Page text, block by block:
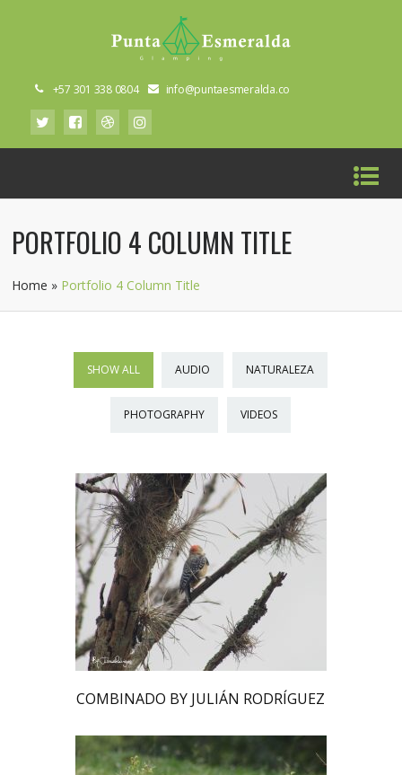
+57 301 338 0804 info@puntaesmeralda.co
PORTFOLIO 4 COLUMN TITLE
Home » Portfolio 4 Column Title
SHOW ALL AUDIO NATURALEZA
PHOTOGRAPHY VIDEOS
COMBINADO BY JULIÁN RODRÍGUEZ